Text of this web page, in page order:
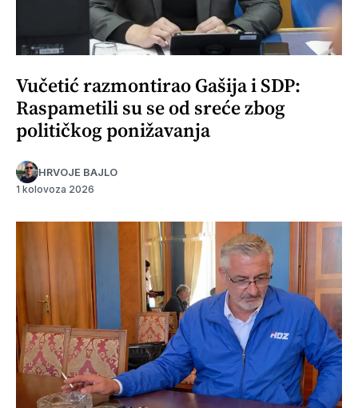
Vučetić razmontirao Gašija i SDP:
Raspametili su se od sreće zbog
političkog ponižavanja
HRVOJE BAJLO
1 kolovoza 2026